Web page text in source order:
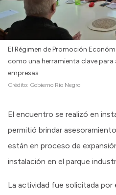
El Régimen de Promoción
como una herramienta clave
empresas
Crédito: Gobierno Río Negro
El encuentro se realizó en
permitió brindar
están en proceso de
instalación en el parque
La actividad fue solicitada por